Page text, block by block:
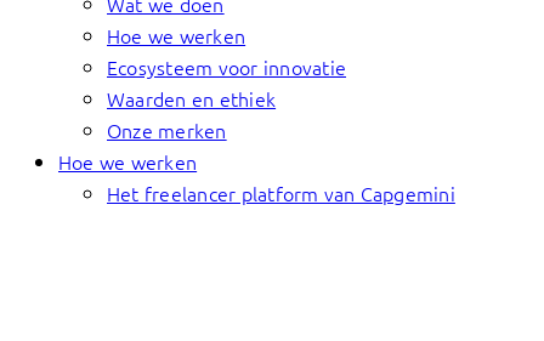
Hoe we werken
Ecosysteem voor innovatie
Waarden en ethiek
Onze merken
Hoe we werken
Het freelancer platform van Capgemini